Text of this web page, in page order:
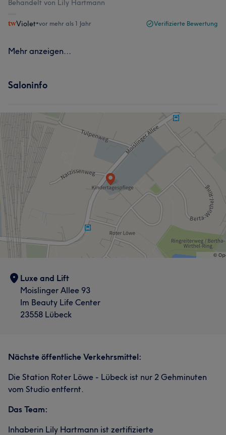
Behandelt von Lily Hartmann
Violet•vor mehr als 1 Jahr Verifizierte Bewertung
Mehr anzeigen...
Saloninfo
Luxe and Lift
Moislinger Allee 93
Im Beauty Life Center
23558 Lübeck
Nächste öffentliche Verkehrsmittel:
Die Station Roter Löwe - Lübeck ist nur 2 Gehminuten
vom Studio entfernt.
Das Team:
Inhaberin Lily Hartmann ist zertifizierte